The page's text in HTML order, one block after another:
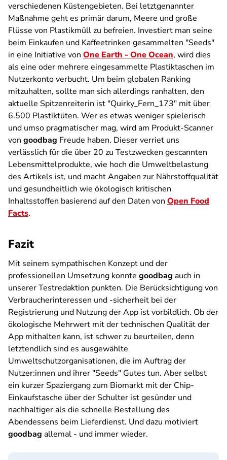
verschiedenen Küstengebieten. Bei letztgenannter
Maßnahme geht es primär darum, Meere und große
Flüsse von Plastikmüll zu befreien. Investiert man seine
beim Einkaufen und Kaffeetrinken gesammelten "Seeds"
in eine Initiative von One Earth - One Ocean, wird dies
als eine oder mehrere eingesammelte Plastiktaschen im
Nutzerkonto verbucht. Um beim globalen Ranking
mitzuhalten, sollte man sich allerdings ranhalten, den
aktuelle Spitzenreiterin ist "Quirky_Fern_173" mit über
6.500 Plastiktüten. Wer es etwas weniger spielerisch
und umso pragmatischer mag, wird am Produkt-Scanner
von goodbag Freude haben. Dieser verriet uns
verlässlich für die über 20 zu Testzwecken gescannten
Lebensmittelprodukte, wie hoch die Umweltbelastung
des Artikels ist, und macht Angaben zur Nährstoffqualität
und gesundheitlich wie ökologisch kritischen
Inhaltsstoffen basierend auf den Daten von Open Food
Facts.
Fazit
Mit seinem sympathischen Konzept und der
professionellen Umsetzung konnte goodbag auch in
unserer Testredaktion punkten. Die Berücksichtigung von
Verbraucherinteressen und -sicherheit bei der
Registrierung und Nutzung der App ist vorbildlich. Ob der
ökologische Mehrwert mit der technischen Qualität der
App mithalten kann, ist schwer zu beurteilen, denn
letztendlich sind es ausgewählte
Umweltschutzorganisationen, die im Auftrag der
Nutzer:innen und ihrer "Seeds" Gutes tun. Aber selbst
ein kurzer Spaziergang zum Biomarkt mit der Chip-
Einkaufstasche über der Schulter ist gesünder und
nachhaltiger als die schnelle Bestellung des
Abendessens beim Lieferdienst. Und dazu motiviert
goodbag allemal - und immer wieder.